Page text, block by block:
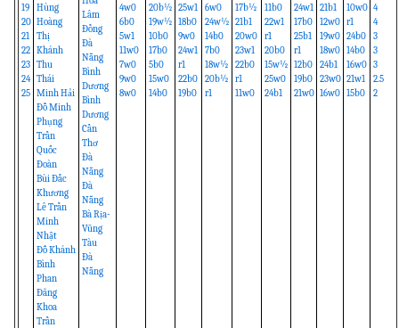
19
20
21
22
23
24
25
Hùng
Hoàng
Thị
Khánh
Thu
Thái
Minh Hải
Đỗ Minh
Phụng
Trần
Quốc
Đoàn
Bùi Đắc
Khương
Lê Trần
Minh
Nhật
Đỗ Khánh
Bình
Phan
Đăng
Khoa
Trần
Lâm
Đồng
Đà
Nẵng
Bình
Dương
Bình
Dương
Cần
Thơ
Đà
Nẵng
Đà
Nẵng
Bà Rịa-
Vũng
Tàu
Đà
Nẵng
4w0
6b0
5w1
11w0
7w0
9w0
8w0
20b½
19w½
10b0
17b0
5b0
15w0
14b0
25w1
18b0
9w0
24w1
r1
22b0
19b0
6w0
24w½
14b0
7b0
18w½
20b½
r1
17b½
21b1
20w0
23w1
22b0
r1
11w0
11b0
22w1
r1
20b0
15w½
25w0
24b1
24w1
17b0
25b1
r1
12b0
19b0
21w0
21b1
12w0
19w0
18w0
24b1
23w0
16w0
10w0
r1
24b0
14b0
16w0
21w1
15b0
4
4
3
3
3
2.5
2